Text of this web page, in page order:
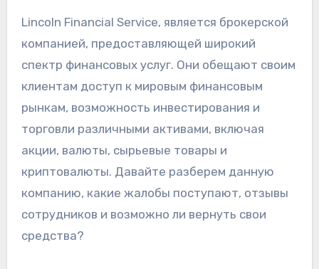
Lincoln Financial Service, является брокерской
компанией, предоставляющей широкий
спектр финансовых услуг. Они обещают своим
клиентам доступ к мировым финансовым
рынкам, возможность инвестирования и
торговли различными активами, включая
акции, валюты, сырьевые товары и
криптовалюты. Давайте разберем данную
компанию, какие жалобы поступают, отзывы
сотрудников и возможно ли вернуть свои
средства?